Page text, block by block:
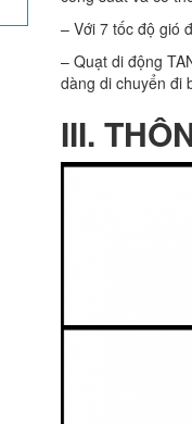
– Với 7 tốc độ gió
– Quạt di động
dàng di chuyển đi
III.